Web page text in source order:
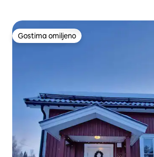
Gostima omiljeno
Gostima omiljeno